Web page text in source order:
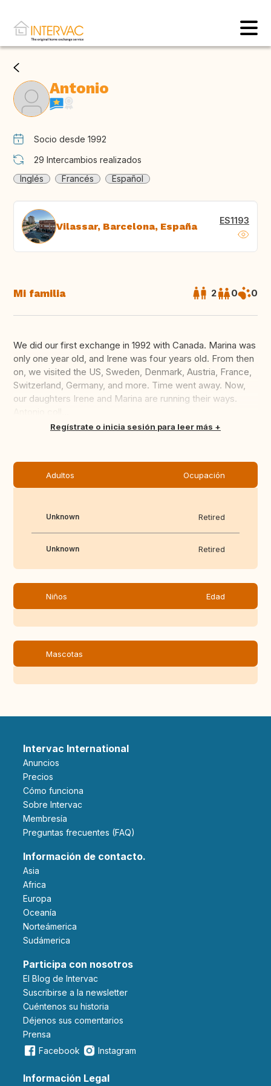
Antonio
Socio desde 1992
29 Intercambios realizados
Inglés
Francés Español
Vilassar, Barcelona, España ES1193
Mi familia 2 0 0
We did our first exchange in 1992 with Canada. Marina was
only one year old, and Irene was four years old. From then
on, we visited the US, Sweden, Denmark, Austria, France,
Switzerland, Germany, and more. Time went away. Now,
our daughters Irene and Marina are running their ways.
TraducirRegístrate o inicia sesión para leer más
Adultos Ocupación
Unknown Retired
Unknown Retired
Niños Edad
Mascotas
Intervac International
Anuncios
Precios
Cómo funciona
Sobre Intervac
Membresía
Preguntas frecuentes (FAQ)
Información de contacto.
Asia
Africa
Europa
Oceanía
Norteámerica
Sudámerica
Participa con nosotros
El Blog de Intervac
Suscribirse a la newsletter
Cuéntenos su historia
Déjenos sus comentarios
Prensa
Facebook
Instagram
Información Legal